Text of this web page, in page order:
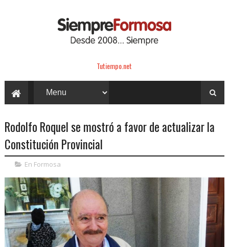
Tutiempo.net
Rodolfo Roquel se mostró a favor de actualizar la
Constitución Provincial
En Formosa